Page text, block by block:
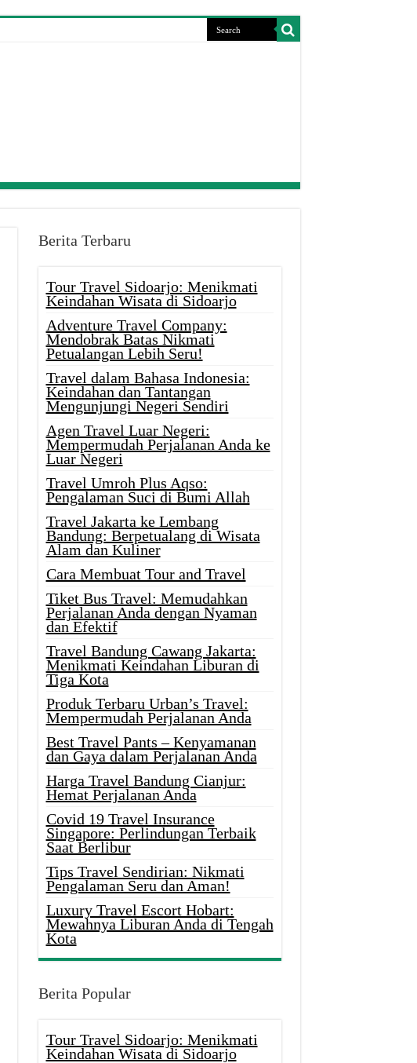
Berita Terbaru
Tour Travel Sidoarjo: Menikmati
Keindahan Wisata di Sidoarjo
Adventure Travel Company:
Mendobrak Batas Nikmati
Petualangan Lebih Seru!
Travel dalam Bahasa Indonesia:
Keindahan dan Tantangan
Mengunjungi Negeri Sendiri
Agen Travel Luar Negeri:
Mempermudah Perjalanan Anda ke
Luar Negeri
Travel Umroh Plus Aqso:
Pengalaman Suci di Bumi Allah
Travel Jakarta ke Lembang
Bandung: Berpetualang di Wisata
Alam dan Kuliner
Cara Membuat Tour and Travel
Tiket Bus Travel: Memudahkan
Perjalanan Anda dengan Nyaman
dan Efektif
Travel Bandung Cawang Jakarta:
Menikmati Keindahan Liburan di
Tiga Kota
Produk Terbaru Urban’s Travel:
Mempermudah Perjalanan Anda
Best Travel Pants – Kenyamanan
dan Gaya dalam Perjalanan Anda
Harga Travel Bandung Cianjur:
Hemat Perjalanan Anda
Covid 19 Travel Insurance
Singapore: Perlindungan Terbaik
Saat Berlibur
Tips Travel Sendirian: Nikmati
Pengalaman Seru dan Aman!
Luxury Travel Escort Hobart:
Mewahnya Liburan Anda di Tengah
Kota
Berita Popular
Tour Travel Sidoarjo: Menikmati
Keindahan Wisata di Sidoarjo